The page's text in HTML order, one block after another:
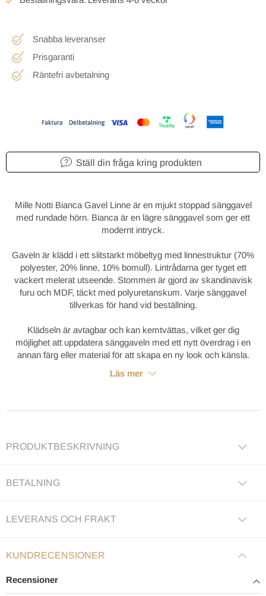
Snabba leveranser
Prisgaranti
Räntefri avbetalning
Ställ din fråga kring produkten
Mille Notti Bianca Gavel Linne är en mjukt stoppad sänggavel
med rundade hörn. Bianca är en lägre sänggavel som ger ett
modernt intryck.
Gaveln är klädd i ett slitstarkt möbeltyg med linnestruktur (70%
polyester, 20% linne, 10% bomull). Lintrådarna ger tyget ett
vackert melerat utseende. Stommen är gjord av skandinavisk
furu och MDF, täckt med polyuretanskum. Varje sänggavel
tillverkas för hand vid beställning.
Klädseln är avtagbar och kan kemtvättas, vilket ger dig
möjlighet att uppdatera sänggaveln med ett nytt överdrag i en
annan färg eller material för att skapa en ny look och känsla.
Läs mer
PRODUKTBESKRIVNING
BETALNING
LEVERANS OCH FRAKT
KUNDRECENSIONER
Recensioner